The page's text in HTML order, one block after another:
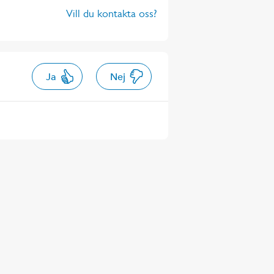
Vill du kontakta oss?
Ja Nej